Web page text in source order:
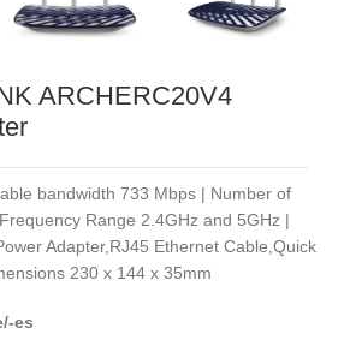
ARCHERC20V4
bandwidth 733 Mbps | Number of
Range 2.4GHz and 5GHz |
Adapter,RJ45 Ethernet Cable,Quick
230 x 144 x 35mm
es